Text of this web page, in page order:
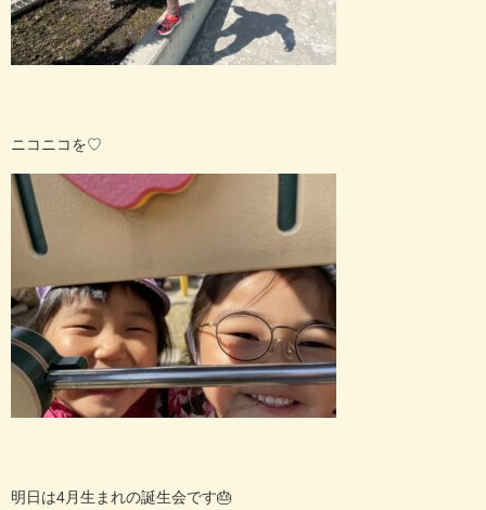
ニコニコを♡
明日は4月生まれの誕生会です🎂